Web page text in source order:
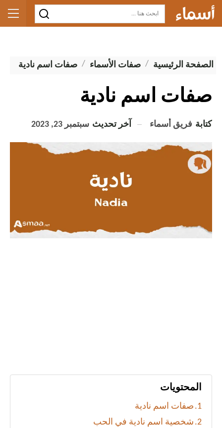
الصفحة الرئيسية صفات الأسماء صفات اسم نادية
صفات اسم نادية
كتابة فريق أسماء آخر تحديث سبتمبر 23, 2023
المحتويات
صفات اسم نادية
شخصية اسم نادية في الحب